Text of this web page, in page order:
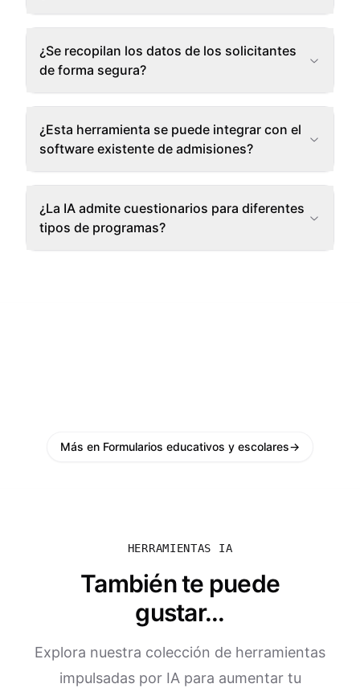
¿Se recopilan los datos de los solicitantes
de forma segura?
¿Esta herramienta se puede integrar con el
software existente de admisiones?
¿La IA admite cuestionarios para diferentes
tipos de programas?
Más en Formularios educativos y escolares→
HERRAMIENTAS IA
También te puede
gustar...
Explora nuestra colección de herramientas
impulsadas por IA para aumentar tu